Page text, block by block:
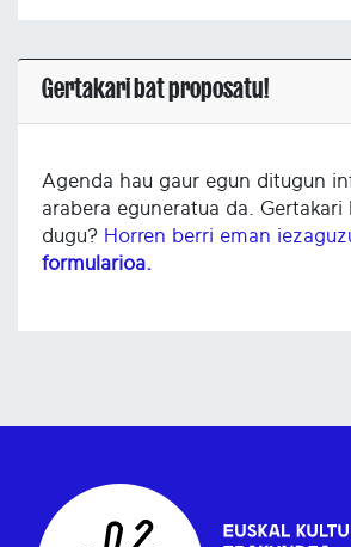
Gertakari bat proposatu!
Agenda hau gaur egun ditugun
arabera eguneratua da.
dugu? Horren berri eman
formularioa.